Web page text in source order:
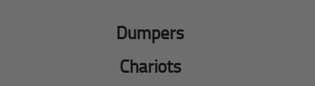
Dumpers
Chariots